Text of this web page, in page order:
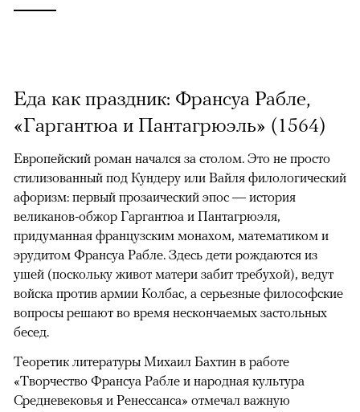
Еда как праздник: Франсуа Рабле,
«Гаргантюа и Пантагрюэль» (1564)
Европейский роман начался за столом. Это не просто
стилизованный под Кундеру или Вайля филологический
афоризм: первый прозаический эпос — история
великанов-обжор Гаргантюа и Пантагрюэля,
придуманная французским монахом, математиком и
эрудитом Франсуа Рабле. Здесь дети рождаются из
ушей (поскольку живот матери забит требухой), ведут
войска против армии Колбас, а серьезные философские
вопросы решают во время нескончаемых застольных
бесед.
Теоретик литературы Михаил Бахтин в работе
«Творчество Франсуа Рабле и народная культура
Средневековья и Ренессанса» отмечал важную